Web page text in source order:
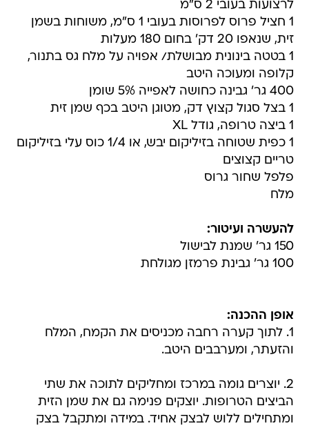
לרצועות בעובי 2 ס"מ
1 חציל פרוס לפרוסות בעובי 1 ס"מ, משוחות בשמן
זית, שנאפו 20 דק' בחום 180 מעלות
1 בטטה בינונית מבושלת/ אפויה על מלח גס בתנור,
קלופה ומעוכה היטב
400 גר' גבינה כחושה לאפייה 5% שומן
1 בצל סגול קצוץ דק, מטוגן היטב בכף שמן זית
1 ביצה טרופה, גודל XL
1 כפית שטוחה בזיליקום יבש, או 1/4 כוס עלי בזיליקום
טריים קצוצים
פלפל שחור גרוס
מלח
להעשרה ועיטור:
150 גר' שמנת לבישול
100 גר' גבינת פרמזן מגולחת
אופן ההכנה:
1. לתוך קערה רחבה מכניסים את הקמח, המלח
והזעתר, ומערבבים היטב.
2. יוצרים גומה במרכז ומחליקים לתוכה את שתי
הביצים הטרופות. יוצקים פנימה גם את שמן הזית
ומתחילים ללוש לבצק אחיד. במידה ומתקבל בצק